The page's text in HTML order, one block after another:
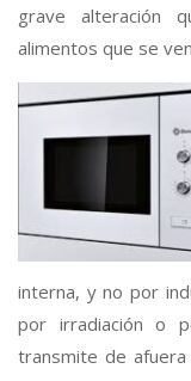
grave alteración
alimentos que se
interna, y no por
por irradiación o
transmite de